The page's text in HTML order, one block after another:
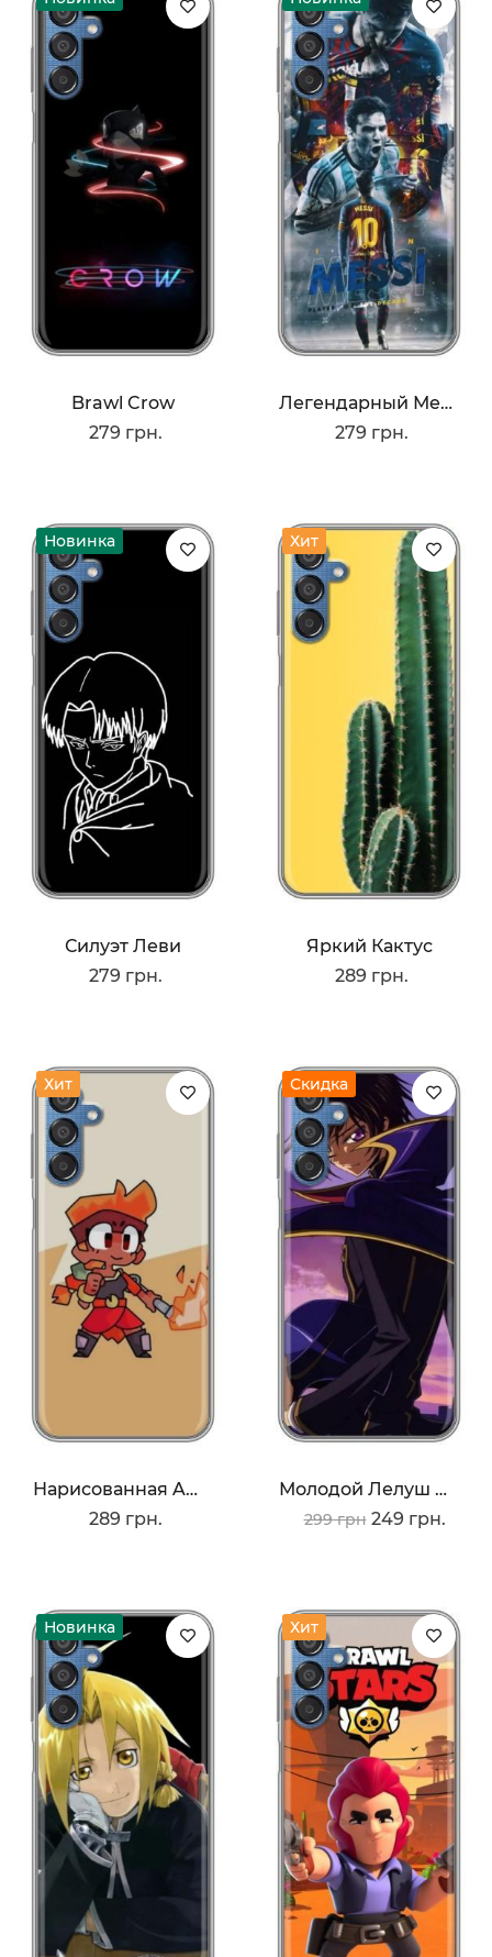
Brawl Crow
279 грн.
Легендарный Месси
279 грн.
Новинка
Силуэт Леви
279 грн.
Хит
Яркий Кактус
289 грн.
Хит
Нарисованная Amber
289 грн.
Скидка
Молодой Лелуш Ламперуж
299 грн 249 грн.
Новинка Хит